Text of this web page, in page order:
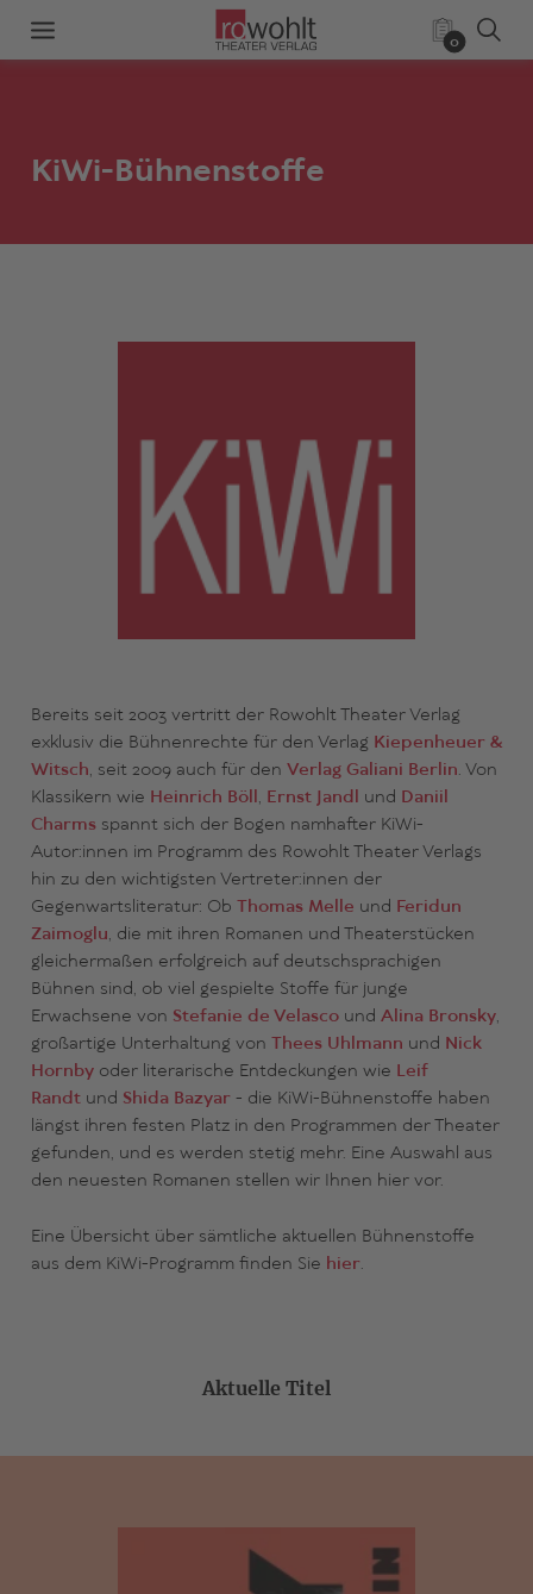
0
KiWi-Bühnenstoffe
Bereits seit 2003 vertritt der Rowohlt Theater Verlag
exklusiv die Bühnenrechte für den Verlag Kiepenheuer &
Witsch, seit 2009 auch für den Verlag Galiani Berlin. Von
Klassikern wie Heinrich Böll, Ernst Jandl und Daniil
Charmsspannt sich der Bogen namhafter KiWi-
Autor:innen im Programm des Rowohlt Theater Verlags
hin zu den wichtigsten Vertreter:innen der
Gegenwartsliteratur: Ob Thomas Melle und Feridun
Zaimoglu, die mit ihren Romanen und Theaterstücken
gleichermaßen erfolgreich auf deutschsprachigen
Bühnen sind, ob viel gespielte Stoffe für junge
Erwachsene von Stefanie de Velascound Alina Bronsky,
großartige Unterhaltung von Thees Uhlmann und Nick
Hornbyoder literarische Entdeckungen wie Leif
Randtund Shida Bazyar- die KiWi-Bühnenstoffe haben
längst ihren festen Platz in den Programmen der Theater
gefunden, und es werden stetig mehr. Eine Auswahl aus
den neuesten Romanen stellen wir Ihnen hier vor.
Eine Übersicht über sämtliche aktuellen Bühnenstoffe
aus dem KiWi-Programm finden Sie hier.
Aktuelle Titel